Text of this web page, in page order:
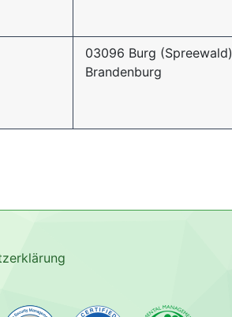
03096 Burg (Spreewald)
Brandenburg